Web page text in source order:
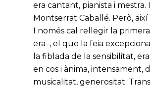
era cantant, pianista i
Montserrat Caballé. Però,
I només cal rellegir la
era–, el que la feia
la fiblada de la sensibilitat,
en cos i ànima, intensament,
musicalitat, generositat.